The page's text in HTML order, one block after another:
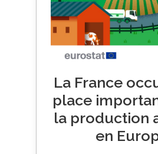
La France
place
la production
en